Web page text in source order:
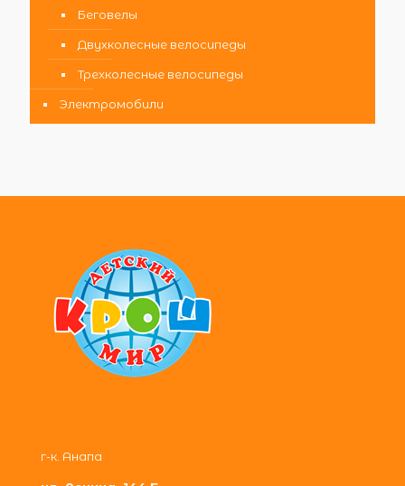
Беговелы
Двухколесные велосипеды
Трехколесные велосипеды
Электромобили
г-к. Анапа